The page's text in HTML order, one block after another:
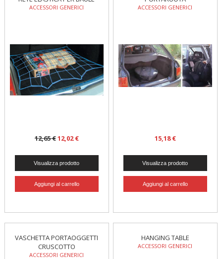
ACCESSORI GENERICI
12,65 €12,02 €
ACCESSORI GENERICI
15,18 €
VASCHETTA PORTAOGGETTI
CRUSCOTTO
ACCESSORI GENERICI
HANGING TABLE
ACCESSORI GENERICI